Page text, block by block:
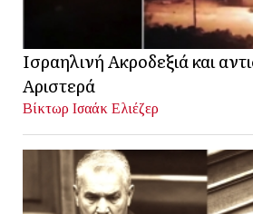
Ισραηλινή Ακροδεξιά και
Αριστερά
Βίκτωρ Ισαάκ Ελιέζερ